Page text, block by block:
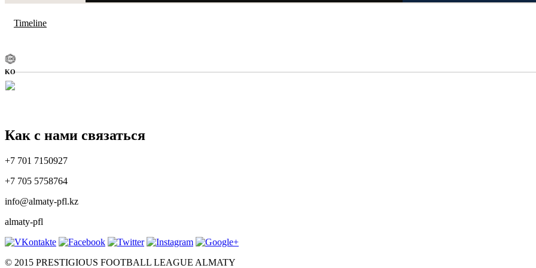
Timeline
KO
Как с нами связаться
+7 701 7150927
+7 705 5758764
info@almaty-pfl.kz
almaty-pfl
© 2015 PRESTIGIOUS FOOTBALL LEAGUE ALMATY